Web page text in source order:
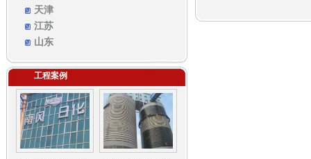
天津
江苏
山东
工程案例